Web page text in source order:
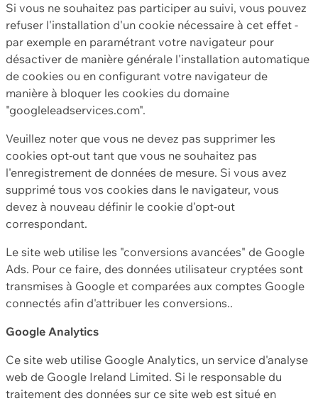
Si vous ne souhaitez pas participer au suivi, vous pouvez
refuser l'installation d'un cookie nécessaire à cet effet -
par exemple en paramétrant votre navigateur pour
désactiver de manière générale l'installation automatique
de cookies ou en configurant votre navigateur de
manière à bloquer les cookies du domaine
"googleleadservices.com".
Veuillez noter que vous ne devez pas supprimer les
cookies opt-out tant que vous ne souhaitez pas
l'enregistrement de données de mesure. Si vous avez
supprimé tous vos cookies dans le navigateur, vous
devez à nouveau définir le cookie d'opt-out
correspondant.
Le site web utilise les "conversions avancées" de Google
Ads. Pour ce faire, des données utilisateur cryptées sont
transmises à Google et comparées aux comptes Google
connectés afin d'attribuer les conversions..
Google Analytics
Ce site web utilise Google Analytics, un service d'analyse
web de Google Ireland Limited. Si le responsable du
traitement des données sur ce site web est situé en